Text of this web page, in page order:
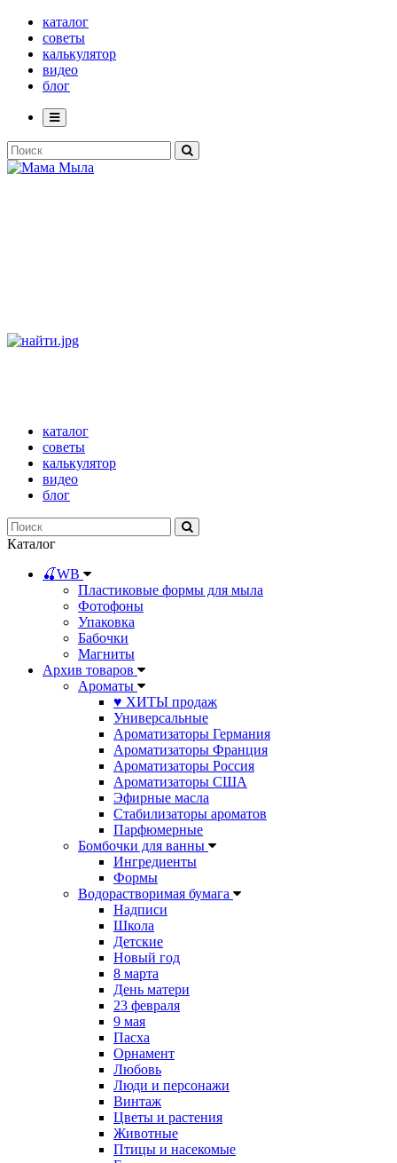
каталог
советы
калькулятор
видео
блог
каталог
советы
калькулятор
видео
блог
Каталог
🍒WB
Пластиковые формы для мыла
Фотофоны
Упаковка
Бабочки
Магниты
Архив товаров
Ароматы
♥ ХИТЫ продаж
Универсальные
Ароматизаторы Германия
Ароматизаторы Франция
Ароматизаторы Россия
Ароматизаторы США
Эфирные масла
Стабилизаторы ароматов
Парфюмерные
Бомбочки для ванны
Ингредиенты
Формы
Водорастворимая бумага
Надписи
Школа
Детские
Новый год
8 марта
День матери
23 февраля
9 мая
Пасха
Орнамент
Любовь
Люди и персонажи
Винтаж
Цветы и растения
Животные
Птицы и насекомые